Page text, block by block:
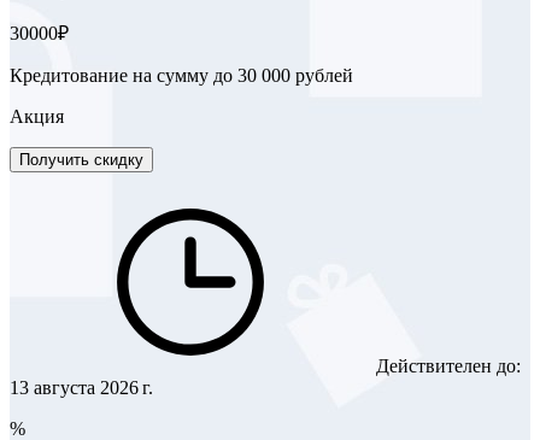
30000₽
Кредитование на сумму до 30 000 рублей
Акция
Получить скидку
Действителен до:
13 августа 2026 г.
%